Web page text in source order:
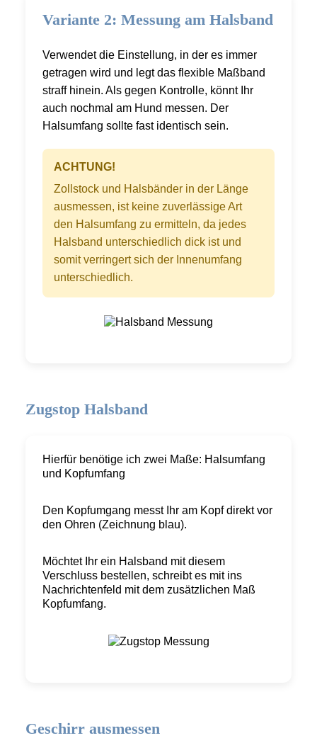
Variante 2: Messung am Halsband
Verwendet die Einstellung, in der es immer
getragen wird und legt das flexible Maßband
straff hinein. Als gegen Kontrolle, könnt Ihr
auch nochmal am Hund messen. Der
Halsumfang sollte fast identisch sein.
ACHTUNG!
Zollstock und Halsbänder in der Länge
ausmessen, ist keine zuverlässige Art
den Halsumfang zu ermitteln, da jedes
Halsband unterschiedlich dick ist und
somit verringert sich der Innenumfang
unterschiedlich.
Zugstop Halsband
Hierfür benötige ich zwei Maße: Halsumfang
und Kopfumfang
Den Kopfumgang messt Ihr am Kopf direkt vor
den Ohren (Zeichnung blau).
Möchtet Ihr ein Halsband mit diesem
Verschluss bestellen, schreibt es mit ins
Nachrichtenfeld mit dem zusätzlichen Maß
Kopfumfang.
Geschirr ausmessen